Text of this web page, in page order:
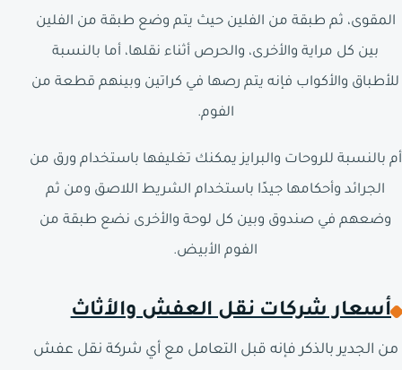
المقوى، ثم طبقة من الفلين حيث يتم وضع طبقة من الفلين
بين كل مراية والأخرى، والحرص أثناء نقلها، أما بالنسبة
للأطباق والأكواب فإنه يتم رصها في كراتين وبينهم قطعة من
الفوم.
أم بالنسبة للروحات والبرايز يمكنك تغليفها باستخدام ورق من
الجرائد وأحكامها جيدًا باستخدام الشريط اللاصق ومن ثم
وضعهم في صندوق وبين كل لوحة والأخرى نضع طبقة من
الفوم الأبيض.
أسعار شركات نقل العفش والأثاث
من الجدير بالذكر فإنه قبل التعامل مع أي شركة نقل عفش